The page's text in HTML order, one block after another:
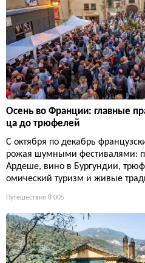
Осень во Франции: главные
ца до трюфелей
С октября по декабрь
рожая шумными фестивалями:
Ардеше, вино в Бургундии,
омический туризм и живые
Путешествия 8 005